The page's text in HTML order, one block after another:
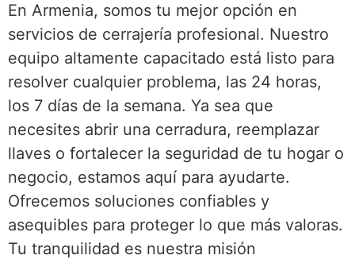
En Armenia, somos tu mejor opción en
servicios de cerrajería profesional. Nuestro
equipo altamente capacitado está listo para
resolver cualquier problema, las 24 horas,
los 7 días de la semana. Ya sea que
necesites abrir una cerradura, reemplazar
llaves o fortalecer la seguridad de tu hogar o
negocio, estamos aquí para ayudarte.
Ofrecemos soluciones confiables y
asequibles para proteger lo que más valoras.
Tu tranquilidad es nuestra misión